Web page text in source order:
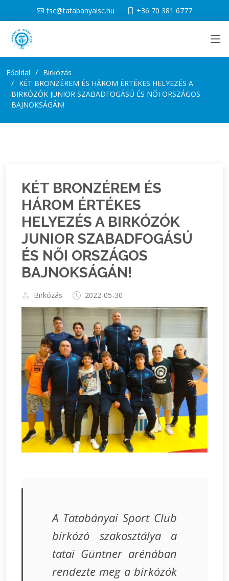
tsc@tatabanyaisc.hu +36 70 381 6777
Főoldal
Birkózás
KÉT BRONZÉREM ÉS HÁROM ÉRTÉKES HELYEZÉS A
BIRKÓZÓK JUNIOR SZABADFOGÁSÚ ÉS NŐI ORSZÁGOS
BAJNOKSÁGÁN!
KÉT BRONZÉREM ÉS
HÁROM ÉRTÉKES
HELYEZÉS A BIRKÓZÓK
JUNIOR SZABADFOGÁSÚ
ÉS NŐI ORSZÁGOS
BAJNOKSÁGÁN!
Birkózás 2022-05-30
A Tatabányai Sport Club
birkózó szakosztálya a
tatai Güntner arénában
rendezte meg a birkózók